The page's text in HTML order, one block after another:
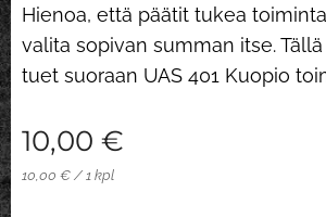
Hienoa, että päätit tukea
valita sopivan summan itse.
tuet suoraan UAS 401 Kuopio
10,00 €
10,00 € / 1 kpl